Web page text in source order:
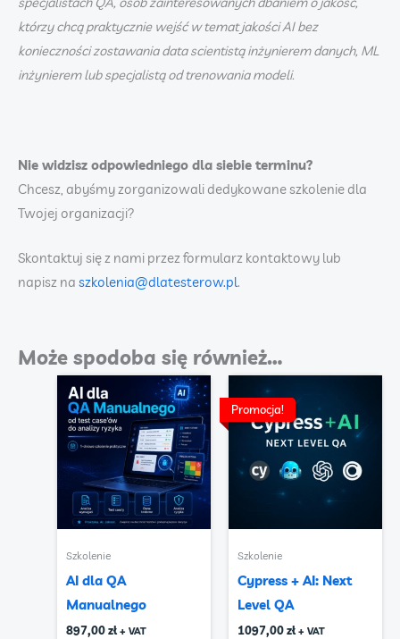
którzy chcą praktycznie wejść w temat jakości AI bez
konieczności zostawania data scientistą inżynierem danych, ML
inżynierem lub specjalistą od trenowania modeli.
Nie widzisz odpowiedniego dla siebie terminu?
Chcesz, abyśmy zorganizowali dedykowane szkolenie dla
Twojej organizacji?
Skontaktuj się z nami przez formularz kontaktowy lub
napisz na szkolenia@dlatesterow.pl.
Może spodoba się również…
Szkolenie
AI dla QA
Manualnego
897,00zł + VAT
Promocja!
Promocja!
Szkolenie
Cypress + AI: Next
Level QA
1097,00zł + VAT